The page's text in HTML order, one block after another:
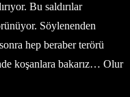
Bu saldırılar
Söylenenden
hep beraber terörü
koşanlara bakarız… Olur